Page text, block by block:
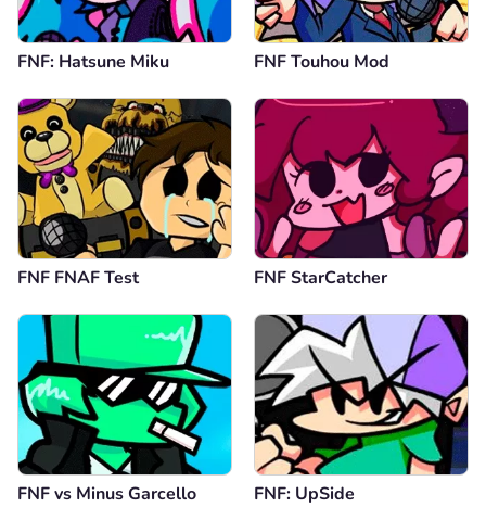
FNF: Hatsune Miku FNF Touhou Mod
FNF FNAF Test FNF StarCatcher
FNF vs Minus Garcello FNF: UpSide